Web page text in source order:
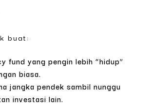
buat:
fund yang pengin lebih “hidup”
biasa.
jangka pendek sambil nunggu
investasi lain.